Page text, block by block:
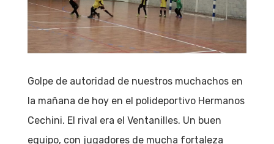
Golpe de autoridad de nuestros muchachos en
la mañana de hoy en el polideportivo Hermanos
Cechini. El rival era el Ventanilles. Un buen
equipo, con jugadores de mucha fortaleza